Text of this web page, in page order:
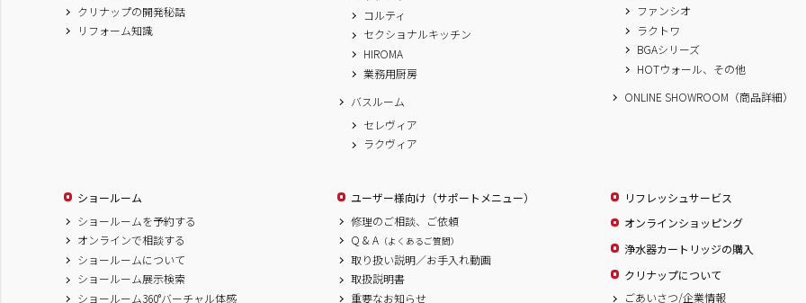
クリナップの開発秘話
リフォーム知識
コルティ
セクショナルキッチン
HIROMA
業務用厨房
バスルーム
セレヴィア
ラクヴィア
ファンシオ
ラクトワ
BGAシリーズ
HOTウォール、その他
ONLINE SHOWROOM（商品詳細）
ショールーム
ショールームを予約する
オンラインで相談する
ショールームについて
ショールーム展示検索
ショールーム360°バーチャル体感
ユーザー様向け（サポートメニュー）
修理のご相談、ご依頼
Q & A （よくあるご質問）
取り扱い説明／お手入れ動画
取扱説明書
重要なお知らせ
リフレッシュサービス
オンラインショッピング
浄水器カートリッジの購入
クリナップについて
ごあいさつ/企業情報